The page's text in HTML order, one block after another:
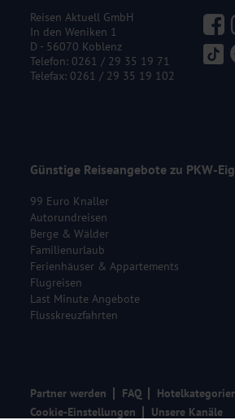
Reisen Aktuell GmbH
In den Weniken 1
D - 56070 Koblenz
Telefon: 0261 / 29 35 19 71
Telefax: 0261 / 29 35 19 102
Günstige Reiseangebote zu PKW-
99 Euro Knaller
Autorundreisen
Berge & Wälder
Familienurlaub
Ferienhäuser & Appartements
Flugreisen
Last Minute Angebote
Flusskreuzfahrten
Partner werden FAQ
Cookie-Einstellungen
Unsere Kanäle